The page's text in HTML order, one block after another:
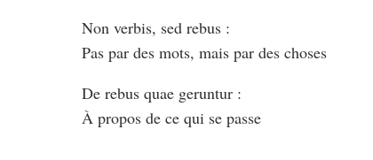
Non verbis, sed rebus :
Pas par des mots, mais par des choses
De rebus quae geruntur :
À propos de ce qui se passe